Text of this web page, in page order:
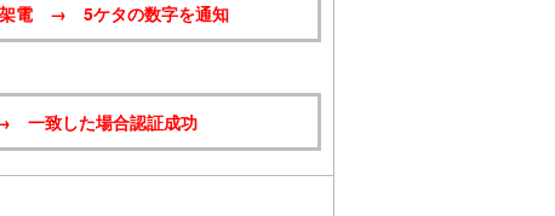
架電 → 5ケタの数字を通知
一致した場合認証成功